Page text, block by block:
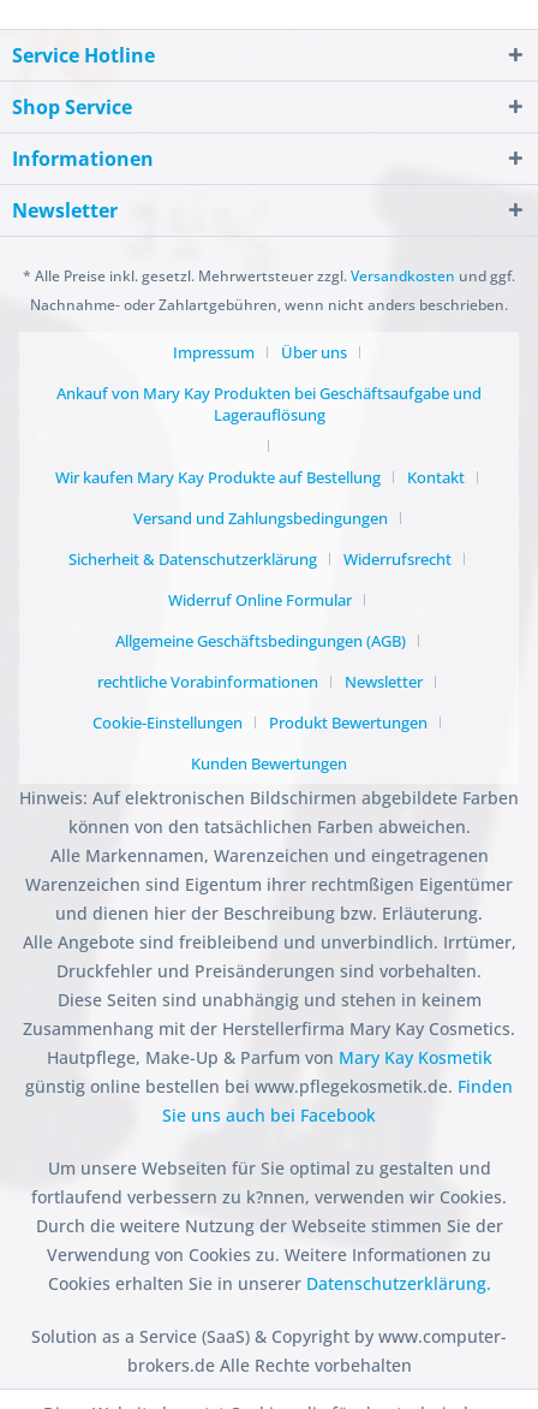
Service Hotline
Shop Service
Informationen
Newsletter
* Alle Preise inkl. gesetzl. Mehrwertsteuer zzgl.Versandkosten und ggf.
Nachnahme- oder Zahlartgebühren, wenn nicht anders beschrieben.
Impressum
Über uns
Ankauf von Mary Kay Produkten bei Geschäftsaufgabe und
Lagerauflösung
Wir kaufen Mary Kay Produkte auf Bestellung
Kontakt
Versand und Zahlungsbedingungen
Sicherheit & Datenschutzerklärung
Widerrufsrecht
Widerruf Online Formular
Allgemeine Geschäftsbedingungen (AGB)
rechtliche Vorabinformationen
Newsletter
Cookie-Einstellungen
Produkt Bewertungen
Kunden Bewertungen
Hinweis: Auf elektronischen Bildschirmen abgebildete Farben
können von den tatsächlichen Farben abweichen.
Alle Markennamen, Warenzeichen und eingetragenen
Warenzeichen sind Eigentum ihrer rechtmßigen Eigentümer
und dienen hier der Beschreibung bzw. Erläuterung.
Alle Angebote sind freibleibend und unverbindlich. Irrtümer,
Druckfehler und Preisänderungen sind vorbehalten.
Diese Seiten sind unabhängig und stehen in keinem
Zusammenhang mit der Herstellerfirma Mary Kay Cosmetics.
Hautpflege, Make-Up & Parfum von Mary Kay Kosmetik
günstig online bestellen bei www.pflegekosmetik.de. Finden
Sie uns auch bei Facebook
Um unsere Webseiten für Sie optimal zu gestalten und
fortlaufend verbessern zu k?nnen, verwenden wir Cookies.
Durch die weitere Nutzung der Webseite stimmen Sie der
Verwendung von Cookies zu. Weitere Informationen zu
Cookies erhalten Sie in unserer Datenschutzerklärung.
Solution as a Service (SaaS) & Copyright by www.computer-
brokers.de Alle Rechte vorbehalten